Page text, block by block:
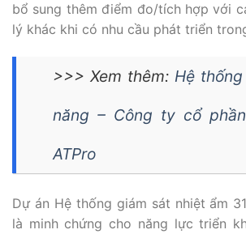
bổ sung thêm điểm đo/tích hợp với
lý khác khi có nhu cầu phát triển
>>> Xem thêm: Hệ
năng – Công ty cổ
ATPro
Dự án Hệ thống giám sát nhiệt ẩm
là minh chứng cho năng lực triển